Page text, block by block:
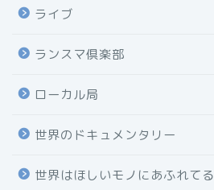
ライブ
ランスマ倶楽部
ローカル局
世界のドキュメンタリー
世界はほしいモノにあふれてる